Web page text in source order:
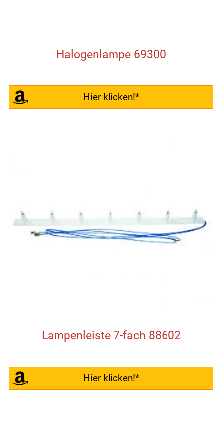
Halogenlampe 69300
Hier klicken!*
Lampenleiste 7-fach 88602
Hier klicken!*